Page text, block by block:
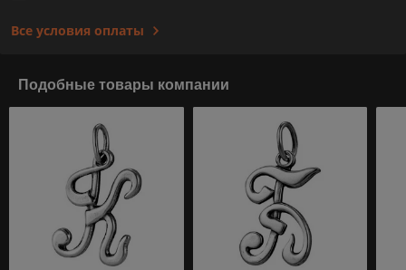
Все условия оплаты
Подобные товары компании